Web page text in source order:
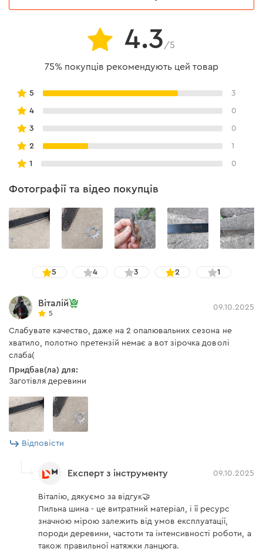
4.3 /5
75% покупців рекомендують цей товар
5 3
4 0
3 0
2 1
1 0
Фотографії та відео покупців
5 4 3 2 1
Віталій
5
09.10.2025
Слабувате качество, даже на 2 опалювальних сезона не
хватило, полотно претензій немає а вот зірочка доволі
слаба(
Придбав(ла) для:
Заготівля деревини
Відповісти
Експерт з інструменту 09.10.2025
Віталію, дякуємо за відгук🤝
Пильна шина - це витратний матеріал, і її ресурс
значною мірою залежить від умов експлуатації,
породи деревини, частоти та інтенсивності роботи, а
також правильної натяжки ланцюга.